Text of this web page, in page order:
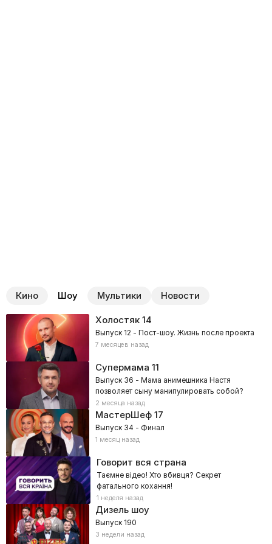
Кино Шоу Мультики Новости
Холостяк14
Выпуск 12 - Пост-шоу. Жизнь после проекта
7 месяцев назад
Супермама 11
Выпуск 36 - Мама анимешника Настя
позволяет сыну манипулировать собой?
2 месяца назад
МастерШеф17
Выпуск 34 - Финал
1 месяц назад
Говорит вся страна
Таємне відео! Хто вбивця? Секрет
фатального кохання!
1 неделя назад
Дизель шоу
Выпуск 190
3 недели назад